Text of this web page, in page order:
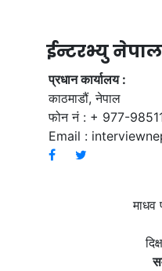
ईन्टरभ्यु
प्रधान कार्यालय :
काठमाडौं, नेपाल
फोन नं : + 977-
Email :
माधव